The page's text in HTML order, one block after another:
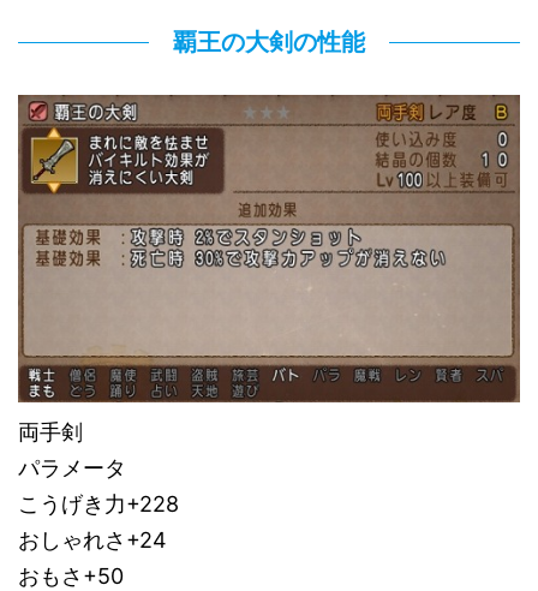
覇王の大剣の性能
両手剣
パラメータ
こうげき力+228
おしゃれさ+24
おもさ+50